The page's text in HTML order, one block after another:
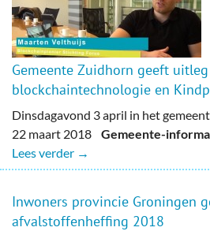
Gemeente Zuidhorn geeft
blockchaintechnologie en
Dinsdagavond 3 april in het
22 maart 2018 Gemeente-
Lees verder →
Inwoners provincie Groningen
afvalstoffenheffing 2018